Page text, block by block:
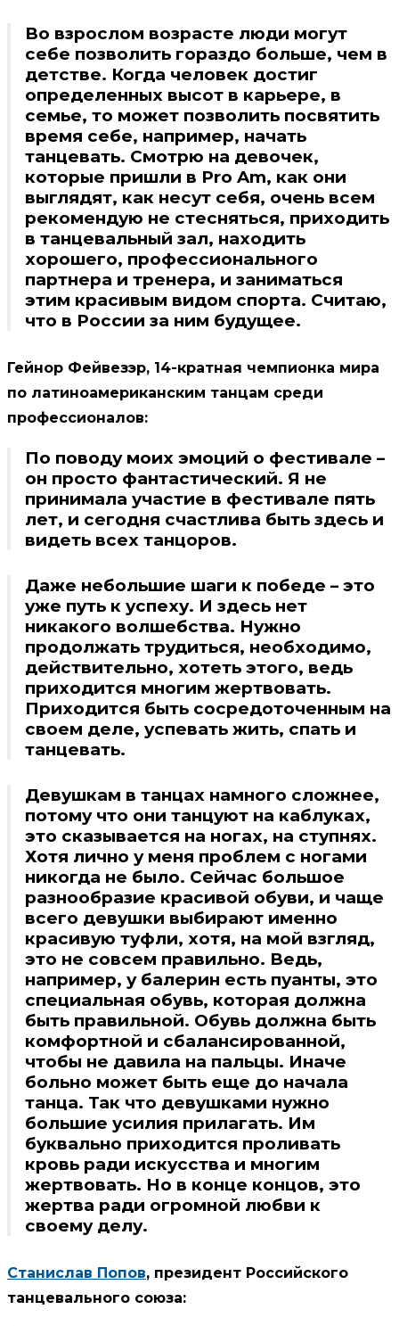
Во взрослом возрасте люди могут
себе позволить гораздо больше, чем в
детстве. Когда человек достиг
определенных высот в карьере, в
семье, то может позволить посвятить
время себе, например, начать
танцевать. Смотрю на девочек,
которые пришли в Pro Am, как они
выглядят, как несут себя, очень всем
рекомендую не стесняться, приходить
в танцевальный зал, находить
хорошего, профессионального
партнера и тренера, и заниматься
этим красивым видом спорта. Считаю,
что в России за ним будущее.
Гейнор Фейвезэр, 14-кратная чемпионка мира
по латиноамериканским танцам среди
профессионалов:
По поводу моих эмоций о фестивале –
он просто фантастический. Я не
принимала участие в фестивале пять
лет, и сегодня счастлива быть здесь и
видеть всех танцоров.
Даже небольшие шаги к победе – это
уже путь к успеху. И здесь нет
никакого волшебства. Нужно
продолжать трудиться, необходимо,
действительно, хотеть этого, ведь
приходится многим жертвовать.
Приходится быть сосредоточенным на
своем деле, успевать жить, спать и
танцевать.
Девушкам в танцах намного сложнее,
потому что они танцуют на каблуках,
это сказывается на ногах, на ступнях.
Хотя лично у меня проблем с ногами
никогда не было. Сейчас большое
разнообразие красивой обуви, и чаще
всего девушки выбирают именно
красивую туфли, хотя, на мой взгляд,
это не совсем правильно. Ведь,
например, у балерин есть пуанты, это
специальная обувь, которая должна
быть правильной. Обувь должна быть
комфортной и сбалансированной,
чтобы не давила на пальцы. Иначе
больно может быть еще до начала
танца. Так что девушками нужно
большие усилия прилагать. Им
буквально приходится проливать
кровь ради искусства и многим
жертвовать. Но в конце концов, это
жертва ради огромной любви к
своему делу.
Станислав Попов, президент Российского
танцевального союза: